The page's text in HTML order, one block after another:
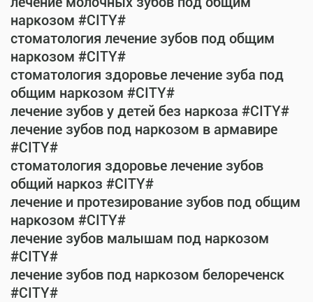
наркозом #CITY#
стоматология лечение зубов под общим
наркозом #CITY#
стоматология здоровье лечение зуба под
общим наркозом #CITY#
лечение зубов у детей без наркоза #CITY#
лечение зубов под наркозом в армавире
#CITY#
стоматология здоровье лечение зубов
общий наркоз #CITY#
лечение и протезирование зубов под общим
наркозом #CITY#
лечение зубов малышам под наркозом
#CITY#
лечение зубов под наркозом белореченск
#CITY#